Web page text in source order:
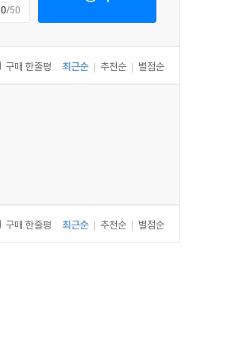
0/50
구매 한줄평 최근순 | 추천순 | 별점순
구매 한줄평 최근순 | 추천순 | 별점순